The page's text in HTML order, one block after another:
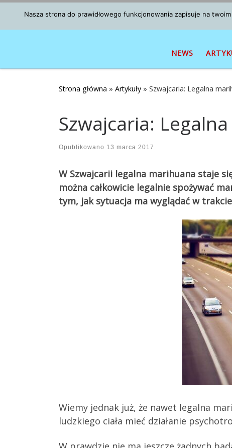
Przejdź do treści
NEWS
Strona główna » Artykuły » Szwajcaria: Legalna
Szwajcaria:
Opublikowano 13 marca 2017
W Szwajcarii legalna marihuana staje
można całkowicie legalnie spożywać
tym, jak sytuacja ma wyglądać w
Wiemy jednak już, że nawet legalna
ludzkiego ciała mieć działanie
Nasza strona do prawidłowego funkcjonowania zapisuje na